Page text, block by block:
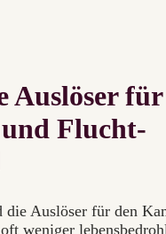
Auslöser
Flucht-
die Auslöser für den
weniger